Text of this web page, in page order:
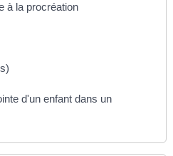
à la procréation
d'un enfant dans un